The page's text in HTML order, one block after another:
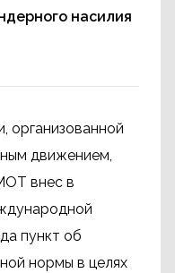
насилия
организованной
движением,
внес в
пункт об
нормы в целях